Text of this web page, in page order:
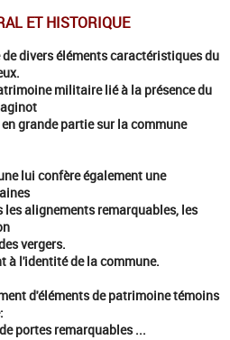
ET HISTORIQUE
divers éléments caractéristiques du
militaire lié à la présence du
grande partie sur la commune
lui confère également une
alignements remarquables, les
vergers.
à l'identité de la commune.
d'éléments de patrimoine témoins
portes remarquables ...